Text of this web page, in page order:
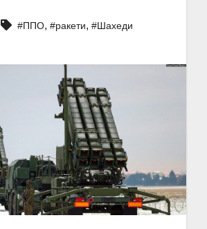
#ППО, #ракети, #Шахеди